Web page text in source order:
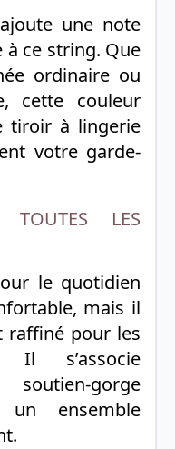
une note
ce string. Que
ordinaire ou
cette couleur
tiroir à lingerie
votre garde-
TOUTES LES
le quotidien
mais il
raffiné pour les
Il s’associe
gorge
ensemble